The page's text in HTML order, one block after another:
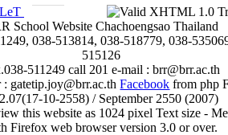
School Website Chachoengsao Thailand
038-513814, 038-518779, 038-
515126
511249 call 201 e-mail : brr@brr.ac.th
: gatetip.joy@brr.ac.thFacebook from php
10-2558) / September 2550 (2007)
this website as 1024 pixel Text size -
Firefox web browser version 3.0 or over.